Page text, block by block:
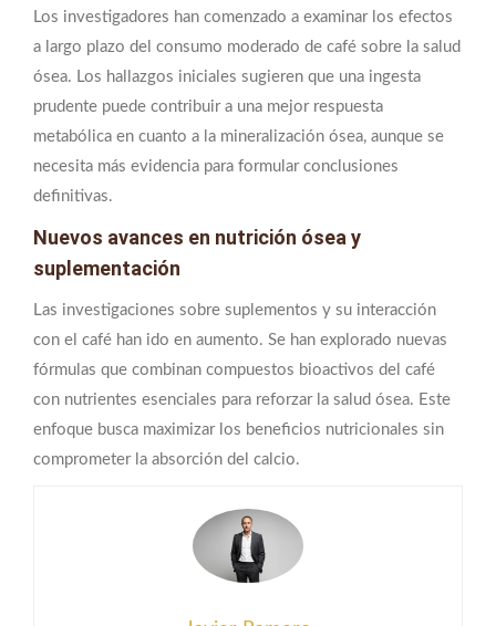
Los investigadores han comenzado a examinar los efectos
a largo plazo del consumo moderado de café sobre la salud
ósea. Los hallazgos iniciales sugieren que una ingesta
prudente puede contribuir a una mejor respuesta
metabólica en cuanto a la mineralización ósea, aunque se
necesita más evidencia para formular conclusiones
definitivas.
Nuevos avances en nutrición ósea y
suplementación
Las investigaciones sobre suplementos y su interacción
con el café han ido en aumento. Se han explorado nuevas
fórmulas que combinan compuestos bioactivos del café
con nutrientes esenciales para reforzar la salud ósea. Este
enfoque busca maximizar los beneficios nutricionales sin
comprometer la absorción del calcio.